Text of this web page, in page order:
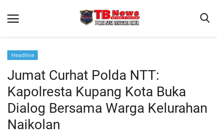
Beranda
Binkam
Terms & Conditions
Reskrim
Headline
Jumat Curhat Polda NTT:
Kapolresta Kupang Kota Buka
Dialog Bersama Warga Kelurahan
Naikolan